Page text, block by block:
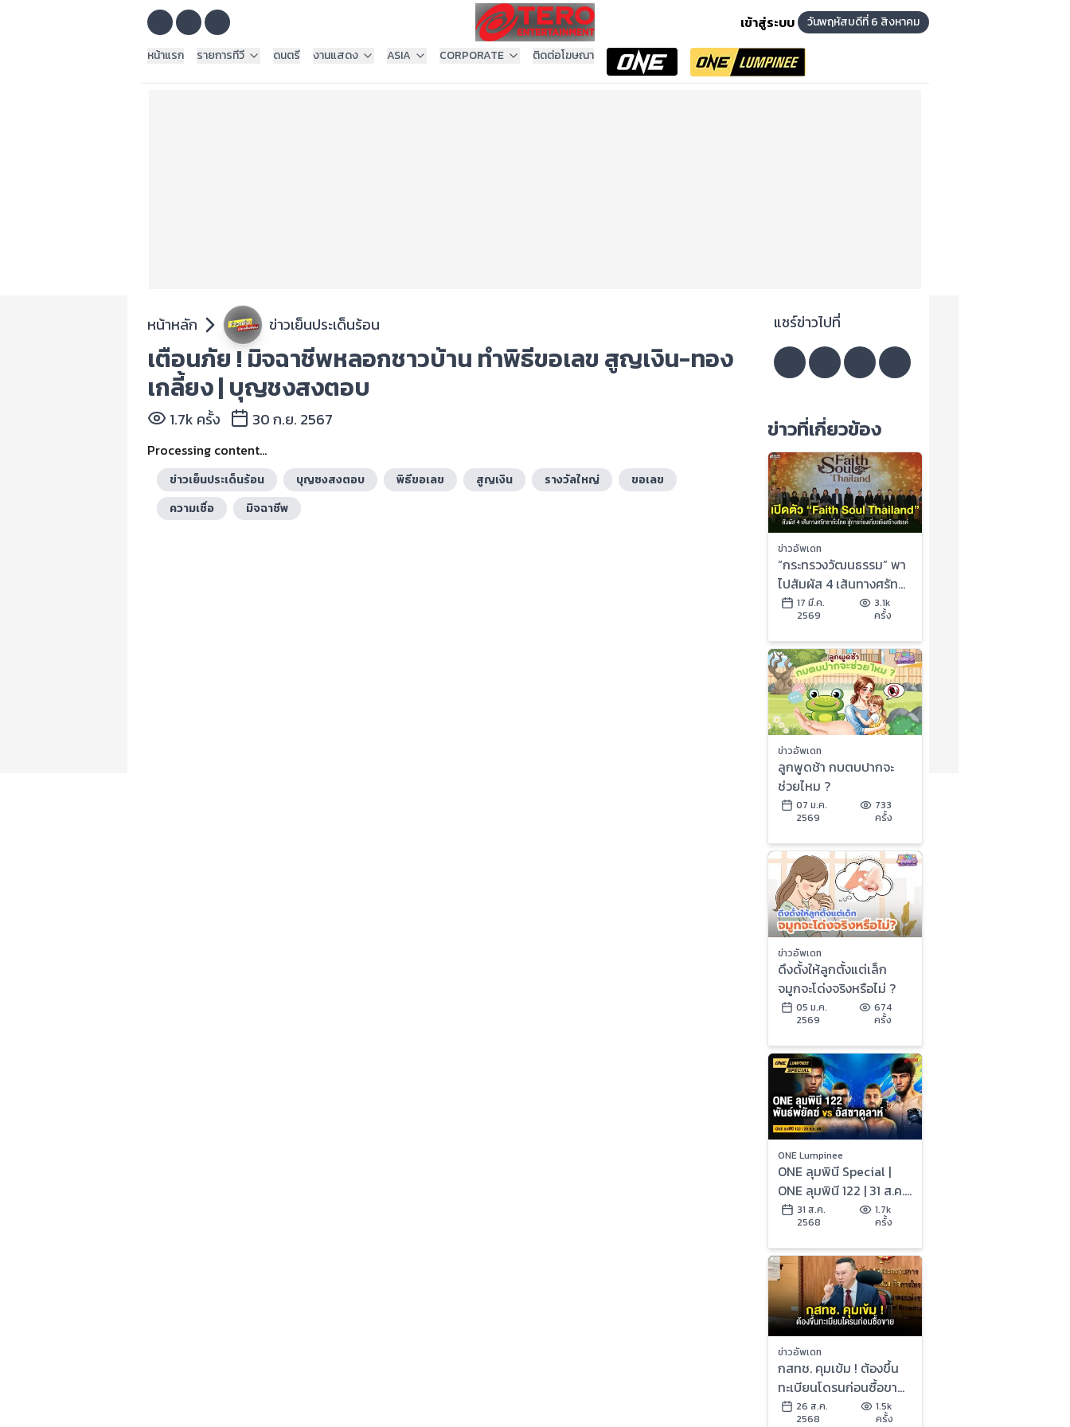
เข้าสู่ระบบ
วันพฤหัสบดีที่ 6 สิงหาคม
หน้าแรก
รายการทีวี ดนตรี งานแสดง ASIA CORPORATE ติดต่อโฆษณา
หน้าหลัก ข่าวเย็นประเด็นร้อน
เตือนภัย ! มิจฉาชีพหลอกชาวบ้าน ทำพิธีขอเลข สูญเงิน-ทอง
เกลี้ยง | บุญชงสงตอบ
1.7k ครั้ง 30 ก.ย. 2567
Processing content...
ข่าวเย็นประเด็นร้อน บุญชงสงตอบ พิธีขอเลข สูญเงิน รางวัลใหญ่
ขอเลข
ความเชื่อ
มิจฉาชีพ
แชร์ข่าวไปที่
ข่าวที่เกี่ยวข้อง
ข่าวอัพเดท
“กระทรวงวัฒนธรรม” พา
ไปสัมผัส 4 เส้นทางศรัทธา
ทั่วไทย ในโครงการ “Faith
Soul Thailand”
17 มี.ค.
2569
3.1k
ครั้ง
ข่าวอัพเดท
ลูกพูดช้า กบตบปากจะ
ช่วยไหม ?
07 ม.ค.
2569
733
ครั้ง
ข่าวอัพเดท
ดึงดั้งให้ลูกตั้งแต่เล็ก
จมูกจะโด่งจริงหรือไม่ ?
05 ม.ค.
2569
674
ครั้ง
ONE Lumpinee
ONE ลุมพินี Special |
ONE ลุมพินี 122 | 31 ส.ค.
2568 | Ch7HD
31 ส.ค.
2568
1.7k
ครั้ง
ข่าวอัพเดท
กสทช. คุมเข้ม ! ต้องขึ้น
ทะเบียนโดรนก่อนซื้อขาย
ป้องกันภัยความมั่นคง ผู้
26 ส.ค.
2568
1.5k
ครั้ง